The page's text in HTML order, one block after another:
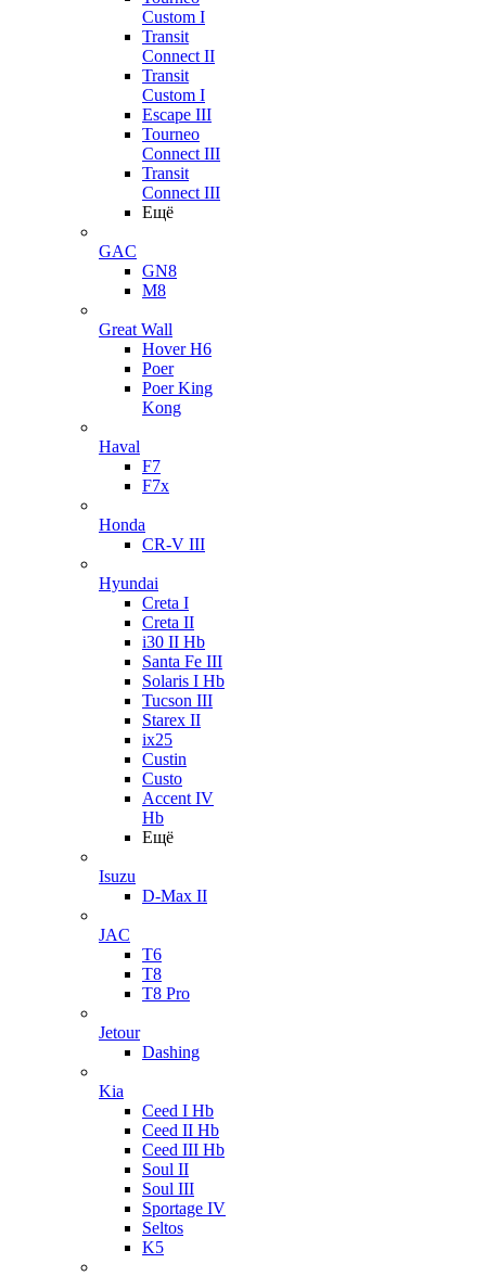
Custom I
Transit
Connect II
Transit
Custom I
Escape III
Tourneo
Connect III
Transit
Connect III
Ещё
GAC
GN8
M8
Great Wall
Hover H6
Poer
Poer King
Kong
Haval
F7
F7x
Honda
CR-V III
Hyundai
Creta I
Creta II
i30 II Hb
Santa Fe III
Solaris I Hb
Tucson III
Starex II
ix25
Custin
Custo
Accent IV
Hb
Ещё
Isuzu
D-Max II
JAC
T6
T8
T8 Pro
Jetour
Dashing
Kia
Ceed I Hb
Ceed II Hb
Ceed III Hb
Soul II
Soul III
Sportage IV
Seltos
K5